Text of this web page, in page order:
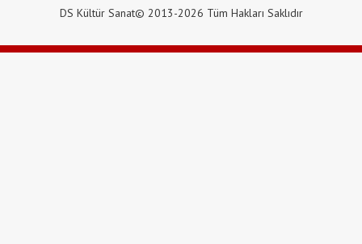
DS Kültür Sanat© 2013-2026 Tüm Hakları Saklıdır